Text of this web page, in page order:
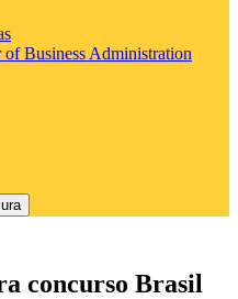
Business Administration
concurso Brasil